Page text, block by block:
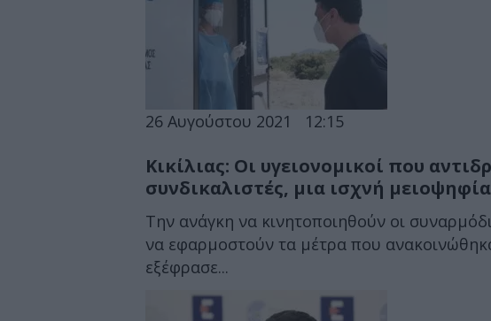
26 Αυγούστου 2021 12:15
Κικίλιας: Οι υγειονομικοί που
συνδικαλιστές, μια ισχνή μειοψηφία
Την ανάγκη να κινητοποιηθούν οι
να εφαρμοστούν τα μέτρα που
εξέφρασε...